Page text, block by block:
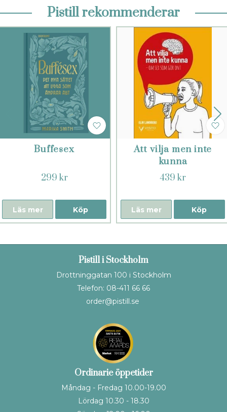
Pistill rekommenderar
Buffesex
299 kr
Köp
Läs mer
Att vilja men inte
kunna
439 kr
Köp
Läs mer
Pistill i Stockholm
Drottninggatan 100 i Stockholm
Telefon: 08-411 66 66
order@pistill.se
Ordinarie öppetider
Måndag - Fredag 10.00-19.00
Lördag 10.30 - 18.30